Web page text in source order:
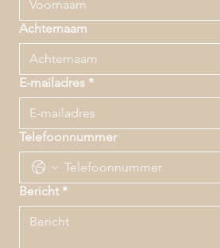
Achternaam
E-mailadres *
Telefoonnummer
Bericht *